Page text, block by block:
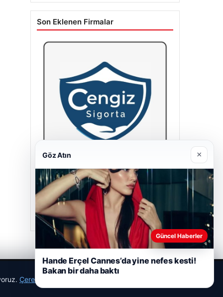
Son Eklenen Firmalar
Cengiz Sigorta
23/06/2026
Çerez Politikamız
Göz Atın ×
Güncel Haberler
Hande Erçel Cannes’da yine nefes kesti!
Bakan bir daha baktı